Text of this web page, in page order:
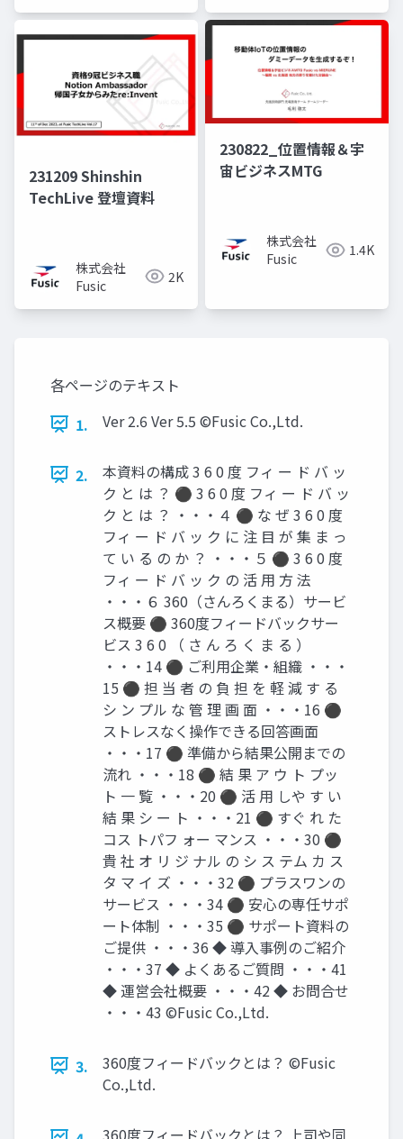
231209 Shinshin
TechLive 登壇資料
株式会社
Fusic
2K
230822_位置情報＆宇
宙ビジネスMTG
株式会社
Fusic
1.4K
各ページのテキスト
1.
Ver 2.6 Ver 5.5 ©️Fusic Co.,Ltd.
2.
本資料の構成 3 6 0 度 フィ ー ド バ ッ
ク と は ？ ⚫ 3 6 0 度 フィ ー ド バ ッ
ク と は ？ ・・・４ ⚫ な ぜ 3 6 0 度
フィ ー ド バ ッ ク に 注 目 が 集 ま っ
て い る の か ？ ・・・５ ⚫ 3 6 0 度
フィ ー ド バ ッ ク の 活 用 方 法
・・・６ 360（さんろくまる）サービ
ス概要 ⚫ 360度フィードバックサー
ビス 3 6 0 （ さ ん ろ く ま る ）
・・・14 ⚫ ご利用企業・組織 ・・・
15 ⚫ 担 当 者 の 負 担 を 軽 減 す る
シ ン プル な 管 理 画 面 ・・・16 ⚫
ストレスなく操作できる回答画面
・・・17 ⚫ 準備から結果公開までの
流れ ・・・18 ⚫ 結 果 ア ウ ト プッ
ト 一 覧 ・・・20 ⚫ 活 用 しや す い
結 果 シ ー ト ・・・21 ⚫ すぐ れ た
コス トパフ ォー マンス ・・・30 ⚫
貴 社 オ リ ジ ナル の シ ス テム カ ス
タ マ イ ズ ・・・32 ⚫ プラスワンの
サービス ・・・34 ⚫ 安心の専任サポ
ート体制 ・・・35 ⚫ サポート資料の
ご提供 ・・・36 ◆ 導入事例のご紹介
・・・37 ◆ よくあるご質問 ・・・41
◆ 運営会社概要 ・・・42 ◆ お問合せ
・・・43 ©️Fusic Co.,Ltd.
3.
360度フィードバックとは？ ©️Fusic
Co.,Ltd.
360度フィードバックとは？ 上司や同